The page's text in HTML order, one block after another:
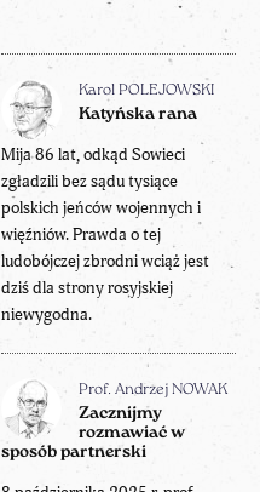
Karol POLEJOWSKI
Katyńska rana
Mija 86 lat, odkąd Sowieci
zgładzili bez sądu tysiące
polskich jeńców wojennych i
więźniów. Prawda o tej
ludobójczej zbrodni wciąż jest
dziś dla strony rosyjskiej
niewygodna.
Prof. Andrzej NOWAK
Zacznijmy
rozmawiać w
sposób partnerski